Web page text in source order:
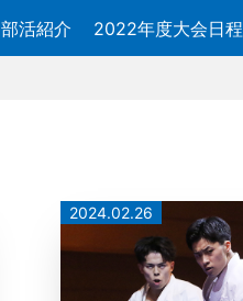
部活紹介 2022年度大会日程
2024.02.26